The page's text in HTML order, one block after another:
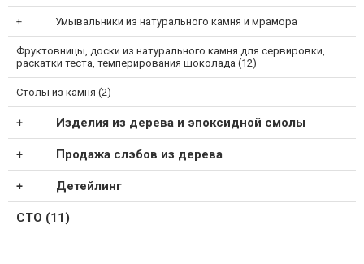
Умывальники из натурального камня и мрамора
Фруктовницы, доски из натурального камня для сервировки,
раскатки теста, темперирования шоколада (12)
Столы из камня (2)
Изделия из дерева и эпоксидной смолы
Продажа слэбов из дерева
Детейлинг
СТО (11)